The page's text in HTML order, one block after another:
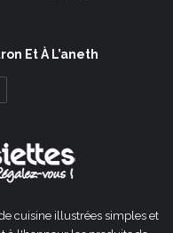
Et À L’aneth
cuisine illustrées simples et